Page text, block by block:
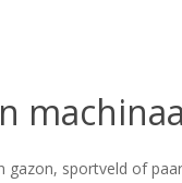
gazon, sportveld of